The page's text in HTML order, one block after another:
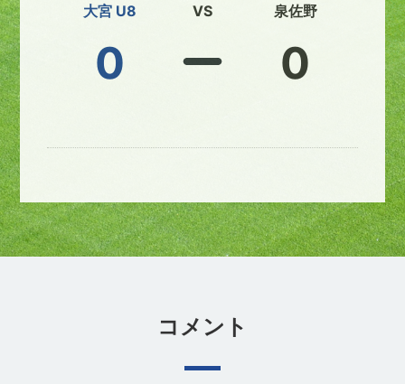
大宮 U8
0
VS 泉佐野
0
コメント